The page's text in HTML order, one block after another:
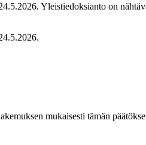
Yleistiedoksianto on
mukaisesti tämän